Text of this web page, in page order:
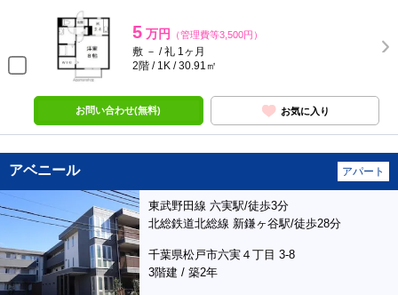
5 万円 （管理費等3,500円）
敷 － / 礼 1ヶ月
2階 / 1K / 30.91㎡
お問い合わせ(無料) お気に入り
アベニール アパート
東武野田線 六実駅/徒歩3分
北総鉄道北総線 新鎌ヶ谷駅/徒歩28分
千葉県松戸市六実４丁目 3-8
3階建 / 築2年